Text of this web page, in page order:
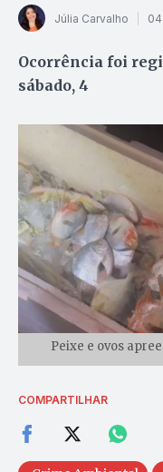
Júlia Carvalho
Ocorrência foi
sábado, 4
Peixe e ovos
COMPARTILHAR